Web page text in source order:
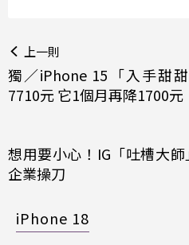
上一則
獨／iPhone 15「入手甜
7710元 它1個月再降1700元
想用要小心！IG「吐槽大
企業操刀
iPhone 18